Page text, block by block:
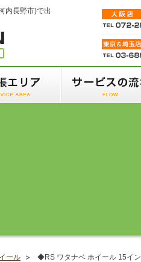
内長野市)で出
ール ◆RS ワタナベ ホイール 15イ